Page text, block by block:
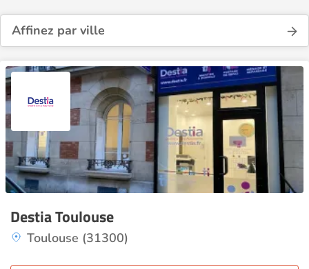
Affinez par ville
Destia Toulouse
Toulouse (31300)